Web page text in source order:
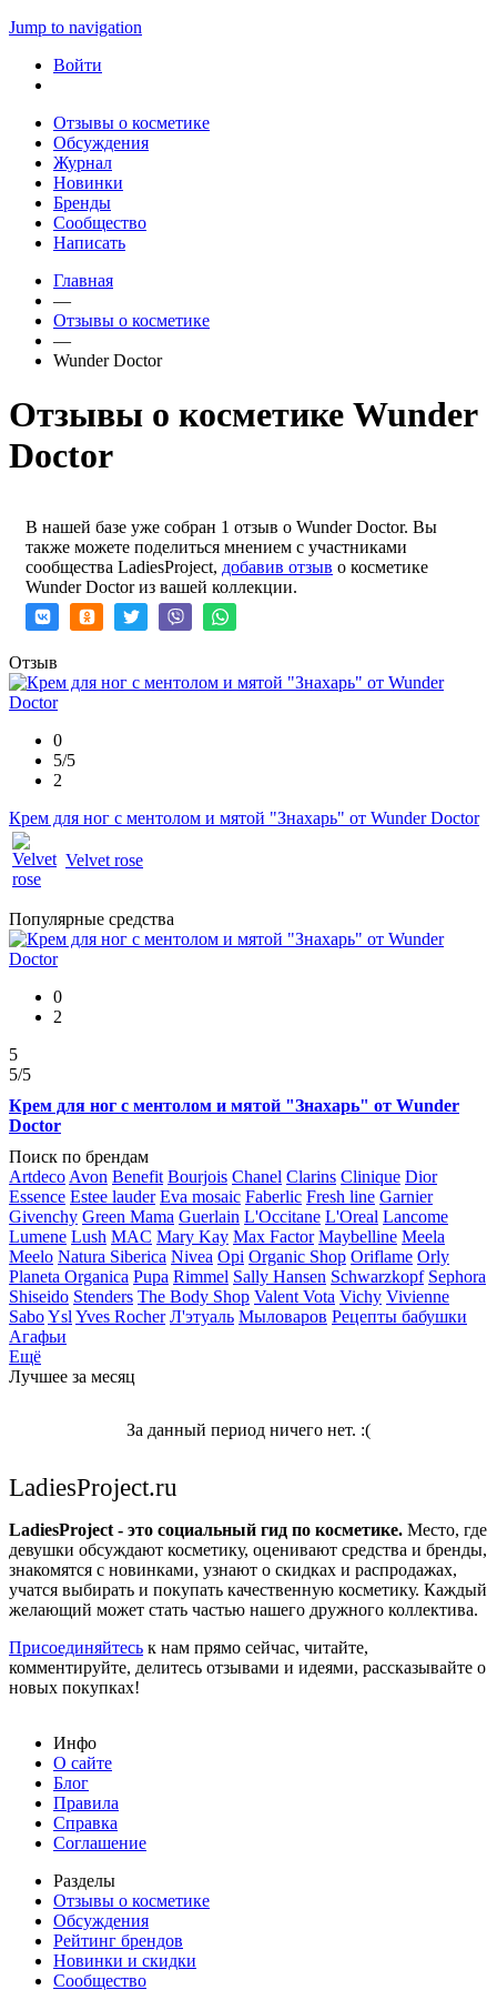
Jump to navigation
Войти
Отзывы о косметике
Обсуждения
Журнал
Новинки
Бренды
Сообщество
Написать
Главная
—
Отзывы о косметике
—
Wunder Doctor
Отзывы о косметике Wunder
Doctor
В нашей базе уже собран 1 отзыв о Wunder Doctor. Вы
также можете поделиться мнением с участниками
сообщества LadiesProject, добавив отзыв о косметике
Wunder Doctor из вашей коллекции.
Отзыв
0
5/5
2
Крем для ног с ментолом и мятой "Знахарь" от Wunder Doctor
Velvet rose
Популярные средства
0
2
5
5/5
Крем для ног с ментолом и мятой "Знахарь" от Wunder
Doctor
Поиск по брендам
Artdeco Avon Benefit Bourjois Chanel Clarins Clinique Dior
Essence Estee lauder Eva mosaic Faberlic Fresh line Garnier
Givenchy Green Mama Guerlain L'Occitane L'Oreal Lancome
Lumene Lush MAC Mary Kay Max Factor Maybelline Meela
Meelo Natura Siberica Nivea Opi Organic Shop Oriflame Orly
Planeta Organica Pupa Rimmel Sally Hansen Schwarzkopf Sephora
Shiseido Stenders The Body Shop Valent Vota Vichy Vivienne
SaboYsl Yves Rocher Л'этуаль Мыловаров Рецепты бабушки
Агафьи
Ещё
Лучшее за месяц
За данный период ничего нет. :(
LadiesProject.ru
LadiesProject - это социальный гид по косметике. Место, где
девушки обсуждают косметику, оценивают средства и бренды,
знакомятся с новинками, узнают о скидках и распродажах,
учатся выбирать и покупать качественную косметику. Каждый
желающий может стать частью нашего дружного коллектива.
Присоединяйтесь к нам прямо сейчас, читайте,
комментируйте, делитесь отзывами и идеями, рассказывайте о
новых покупках!
Инфо
О сайте
Блог
Правила
Справка
Соглашение
Разделы
Отзывы о косметике
Обсуждения
Рейтинг брендов
Новинки и скидки
Сообщество